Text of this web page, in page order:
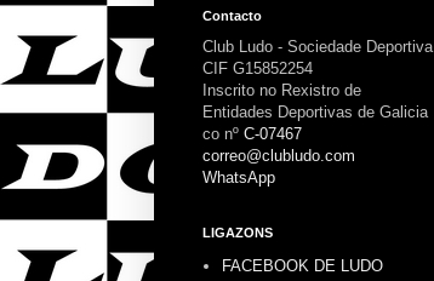
Contacto
Club Ludo - Sociedade Deportiva
CIF G15852254
Inscrito no Rexistro de
Entidades Deportivas de Galicia
co nº C-07467
correo@clubludo.com
WhatsApp
LIGAZONS
FACEBOOK DE LUDO